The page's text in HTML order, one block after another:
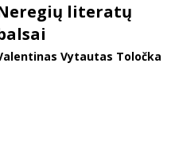
literatų
Vytautas Toločka